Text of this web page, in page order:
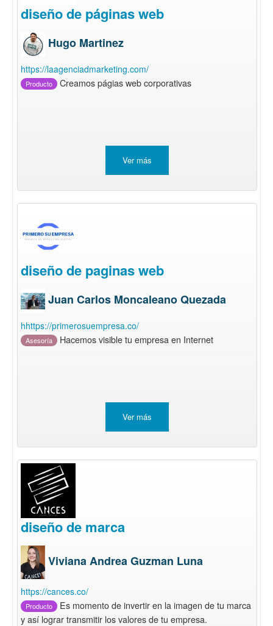
diseño de páginas web
Hugo Martinez
https://laagenciadmarketing.com/
Producto Creamos págias web corporativas
Ver más
diseño de paginas web
Juan Carlos Moncaleano Quezada
hhttps://primerosuempresa.co/
Asesoría Hacemos visible tu empresa en Internet
Ver más
diseño de marca
Viviana Andrea Guzman Luna
https://cances.co/
Producto
Es momento de invertir en la imagen de tu marca
y así lograr transmitir los valores de tu empresa.